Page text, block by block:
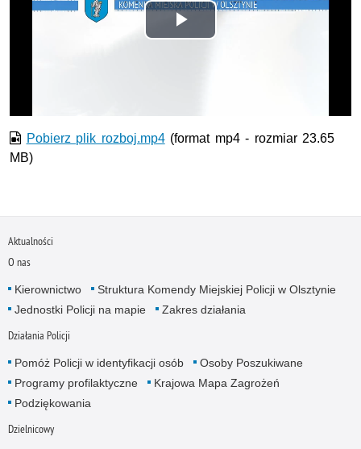
Odtwórz
Pobierz plik rozboj.mp4(format mp4 - rozmiar 23.65
MB)
Aktualności
O nas
Kierownictwo
Struktura Komendy Miejskiej Policji w Olsztynie
Jednostki Policji na mapie
Zakres działania
Działania Policji
Pomóż Policji w identyfikacji osób
Osoby Poszukiwane
Programy profilaktyczne
Krajowa Mapa Zagrożeń
Podziękowania
Dzielnicowy